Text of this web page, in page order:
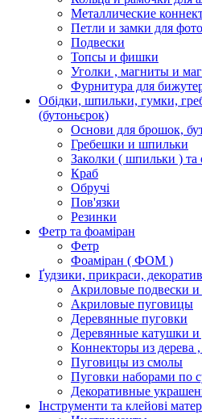
Металлические
Петли и замки для
Подвески
Топсы и фишки
Уголки , магниты и
Фурнитура для
Обідки, шпильки, гумки,
(бутоньєрок)
Основи для брошок,
Гребешки и шпильки
Заколки ( шпильки ) та
Краб
Обручі
Пов'язки
Резинки
Фетр та фоаміран
Фетр
Фоаміран ( ФОМ )
Ґудзики, прикраси,
Акриловые подвески
Акриловые пуговицы
Деревянные пуговки
Деревянные катушки и
Коннекторы из
Пуговицы из смолы
Пуговки наборами по
Декоративные
Інструменти та клейові